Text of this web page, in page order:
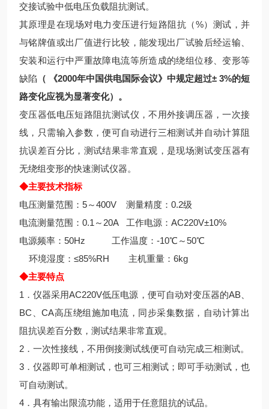
交接试验中低电压负载阻抗测试。
其原理是在现场对电力变压进行短路阻抗（%）测试，并
与铭牌值或出厂值进行比较，能发现出厂试验后经运输、
安装和运行中严重故障电流等所造成的绕组位移、变形等
缺陷 （ 《2000年中国供电国际会议》中规定超过± 3%的短
路变化应视为显著变化）。
变压器低电压短路阻抗测试仪，不用外接调压器，一次接
线，只需输入参数，便可自动进行三相测试并自动计算阻
抗误差百分比，测试结果非常直观，是现场测试变压器有
无绕组变形的快速测试仪器。
◆主要技术指标
电压测量范围：5～400V 测量精度：0.2级
电流测量范围：0.1～20A 工作电源：AC220V±10%
电源频率：50Hz 工作温度：-10℃～50℃
环境湿度：≤85%RH 主机重量：6kg
◆主要特点
1．仪器采用AC220V低压电源，便可自动对变压器的AB、
BC、CA高压绕组施加电流，同步采集数据，自动计算出
阻抗误差百分数，测试结果非常直观。
2．一次性接线，不用倒接测试线便可自动完成三相测试。
3．仪器即可单相测试，也可三相测试；即可手动测试，也
可自动测试。
4．具有输出限流功能，适用于任意阻抗的试品。